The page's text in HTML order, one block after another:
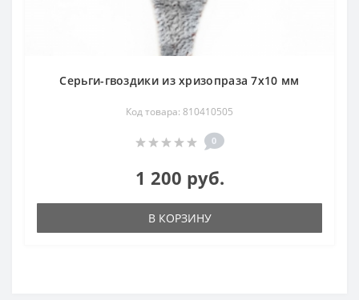
Серьги-гвоздики из хризопраза 7x10 мм
Код товара: 810410505
0
1 200 руб.
В КОРЗИНУ